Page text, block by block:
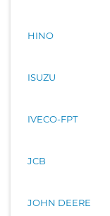
HINO
ISUZU
IVECO-FPT
JCB
JOHN DEERE